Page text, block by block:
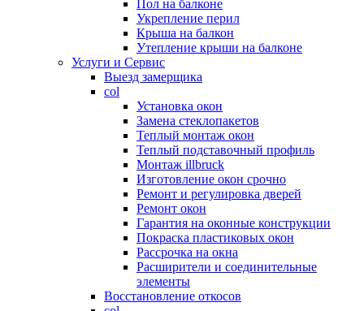
Пол на балконе
Укрепление перил
Крыша на балкон
Утепление крыши на балконе
Услуги и Сервис
Выезд замерщика
col
Установка окон
Замена стеклопакетов
Теплый монтаж окон
Теплый подставочный профиль
Монтаж illbruck
Изготовление окон срочно
Ремонт и регулировка дверей
Ремонт окон
Гарантия на оконные конструкции
Покраска пластиковых окон
Рассрочка на окна
Расширители и соединительные
элементы
Восстановление откосов